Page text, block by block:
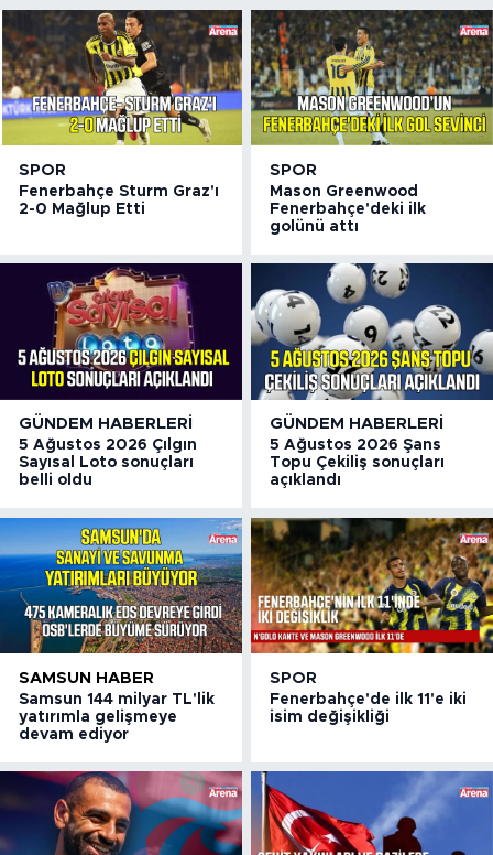
SPOR
Fenerbahçe Sturm Graz'ı
2-0 Mağlup Etti
SPOR
Mason Greenwood
Fenerbahçe'deki ilk
golünü attı
GÜNDEM HABERLERI
5 Ağustos 2026 Çılgın
Sayısal Loto sonuçları
belli oldu
GÜNDEM HABERLERI
5 Ağustos 2026 Şans
Topu Çekiliş sonuçları
açıklandı
SAMSUN HABER
Samsun 144 milyar TL'lik
yatırımla gelişmeye
devam ediyor
SPOR
Fenerbahçe'de ilk 11'e iki
isim değişikliği